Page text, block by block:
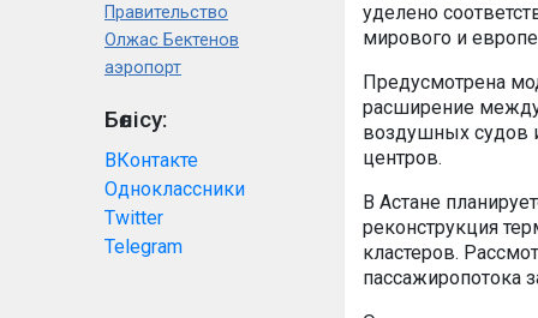
Правительство
Олжас Бектенов
аэропорт
Бөлісу:
ВКонтакте
Одноклассники
Twitter
Telegram
уделено
мирового и
Предусмотрена
расширение
воздушных судов
центров.
В Астане
реконструкция
кластеров.
пассажиропотока